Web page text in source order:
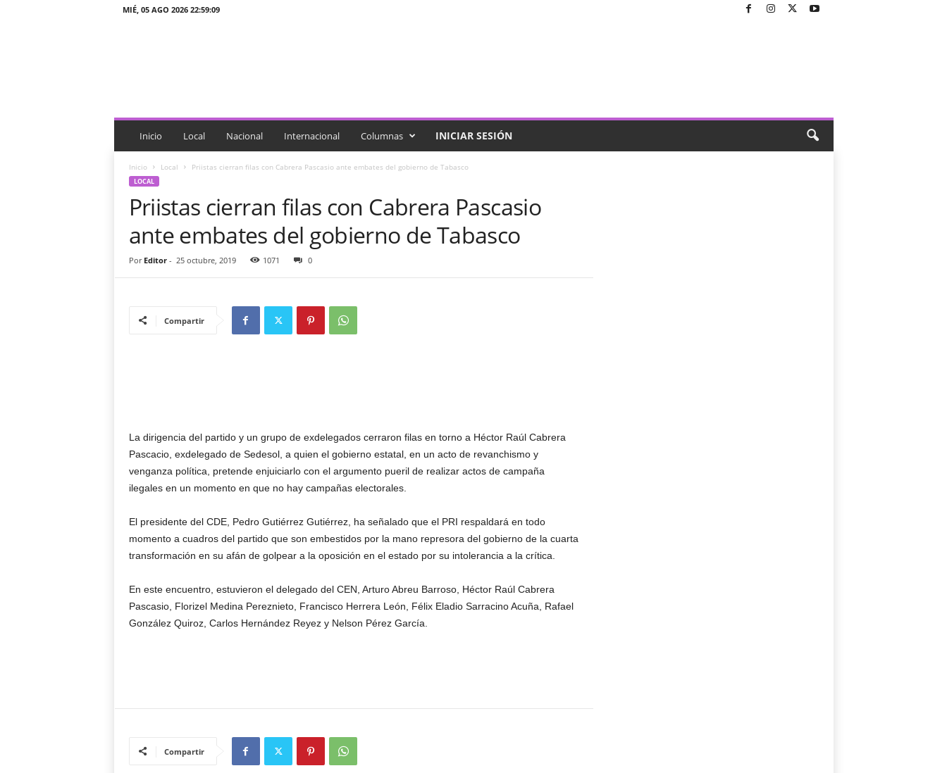
MIÉ, 05 AGO 2026 22:59:09
c
a
Inicio Local Nacional Internacional Columnas INICIAR SESIÓN
Inicio Local Priistas cierran filas con Cabrera Pascasio ante embates del gobierno de Tabasco
LOCAL
Priistas cierran filas con Cabrera Pascasio
ante embates del gobierno de Tabasco
Por Editor- 25 octubre, 2019 1071 0
Compartir
La dirigencia del partido y un grupo de exdelegados cerraron filas en torno a Héctor Raúl Cabrera
Pascacio, exdelegado de Sedesol, a quien el gobierno estatal, en un acto de revanchismo y
venganza política, pretende enjuiciarlo con el argumento pueril de realizar actos de campaña
ilegales en un momento en que no hay campañas electorales.
El presidente del CDE, Pedro Gutiérrez Gutiérrez, ha señalado que el PRI respaldará en todo
momento a cuadros del partido que son embestidos por la mano represora del gobierno de la cuarta
transformación en su afán de golpear a la oposición en el estado por su intolerancia a la crítica.
En este encuentro, estuvieron el delegado del CEN, Arturo Abreu Barroso, Héctor Raúl Cabrera
Pascasio, Florizel Medina Pereznieto, Francisco Herrera León, Félix Eladio Sarracino Acuña, Rafael
González Quiroz, Carlos Hernández Reyez y Nelson Pérez García.
Compartir